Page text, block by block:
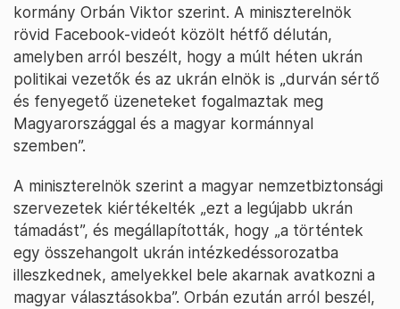
kormány Orbán Viktor szerint. A miniszterelnök
rövid Facebook-videót közölt hétfő délután,
amelyben arról beszélt, hogy a múlt héten ukrán
politikai vezetők és az ukrán elnök is „durván sértő
és fenyegető üzeneteket fogalmaztak meg
Magyarországgal és a magyar kormánnyal
szemben”.
A miniszterelnök szerint a magyar nemzetbiztonsági
szervezetek kiértékelték „ezt a legújabb ukrán
támadást”, és megállapították, hogy „a történtek
egy összehangolt ukrán intézkedéssorozatba
illeszkednek, amelyekkel bele akarnak avatkozni a
magyar választásokba”. Orbán ezután arról beszél,